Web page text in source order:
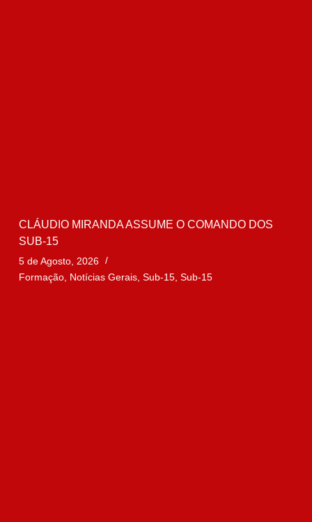
CLÁUDIO MIRANDA ASSUME O COMANDO DOS
SUB-15
5 de Agosto, 2026
Formação, Notícias Gerais, Sub-15, Sub-15